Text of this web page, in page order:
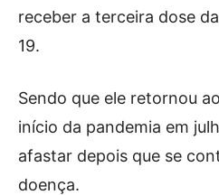
receber a terceira dose
19.
Sendo que ele retornou
início da pandemia em
afastar depois que se
doença.